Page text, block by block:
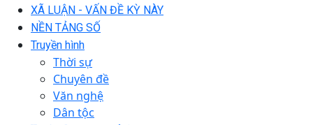
XÃ LUẬN - VẤN ĐỀ KỲ NÀY
NỀN TẢNG SỐ
Truyền hình
Thời sự
Chuyên đề
Văn nghệ
Dân tộc